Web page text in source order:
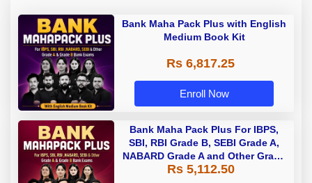
Bank Maha Pack Plus with English
Medium Book Kit
Rs 6,817.25
Enroll Now
Bank Maha Pack Plus For IBPS,
SBI, RBI Grade B, SEBI Grade A,
NABARD Grade A and Other Grade
A & Grade B Bank Exams
Rs 5,112.50